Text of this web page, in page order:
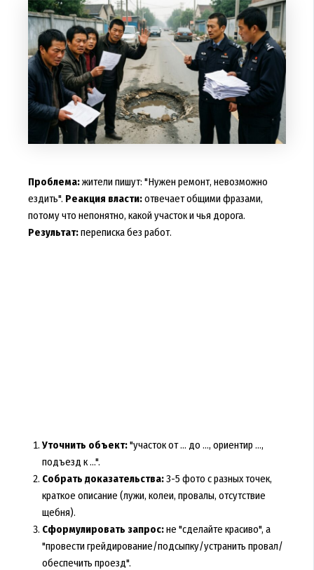
Проблема:жители пишут: "Нужен ремонт, невозможно
ездить". Реакция власти:отвечает общими фразами,
потому что непонятно, какой участок и чья дорога.
Результат:переписка без работ.
Уточнить объект:"участок от ... до ..., ориентир ...,
подъезд к ...".
Собрать доказательства:3-5 фото с разных точек,
краткое описание (лужи, колеи, провалы, отсутствие
щебня).
Сформулировать запрос:не "сделайте красиво", а
"провести грейдирование/подсыпку/устранить провал/
обеспечить проезд".